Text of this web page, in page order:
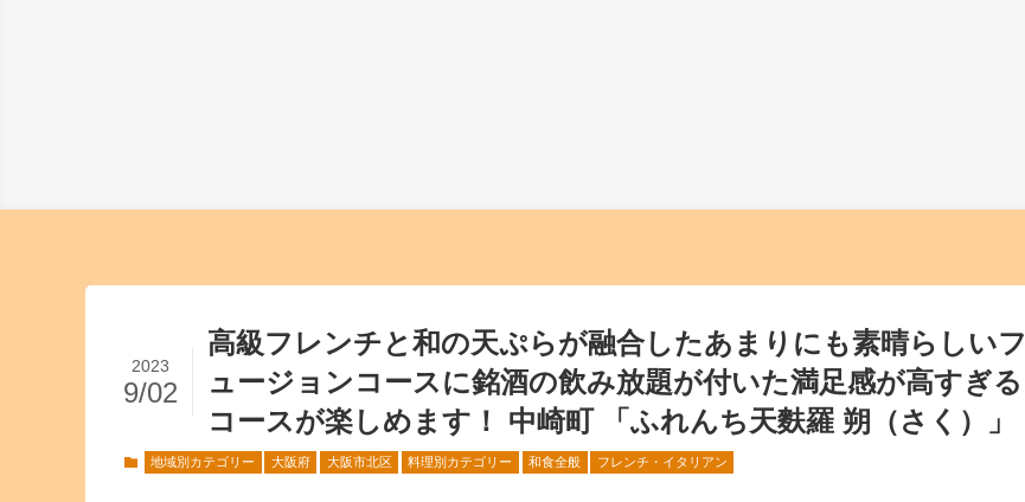
高級フレンチと和の天ぷらが融合したあまりにも素晴らしいフ
ュージョンコースに銘酒の飲み放題が付いた満足感が高すぎる
コースが楽しめます！ 中崎町 「ふれんち天麩羅 朔（さく）」
2023
9/02
地域別カテゴリー 大阪府 大阪市北区 料理別カテゴリー 和食全般 フレンチ・イタリアン